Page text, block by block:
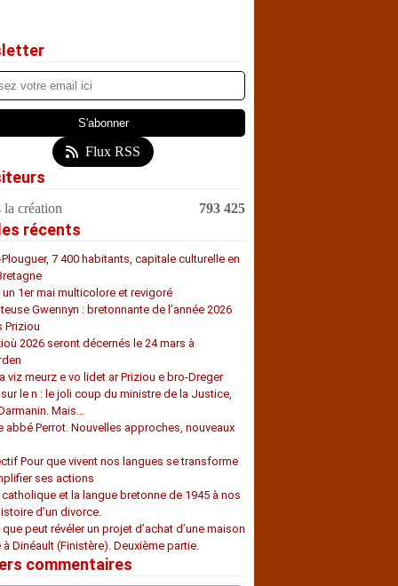
Flux RSS
la création 793 425
récents
Plouguer, 7 400 habitants, capitale culturelle en
un 1er mai multicolore et revigoré
Gwennyn : bretonnante de l’année 2026
Priziou
2026 seront décernés le 24 mars à
a viz meurz e vo lidet ar Priziou e bro-Dreger
le n : le joli coup du ministre de la Justice,
Mais…
abbé Perrot. Nouvelles approches, nouveaux
Pour que vivent nos langues se transforme
ses actions
catholique et la langue bretonne de 1945 à nos
d’un divorce.
peut révéler un projet d’achat d’une maison
à Dinéault (Finistère). Deuxième partie.
commentaires